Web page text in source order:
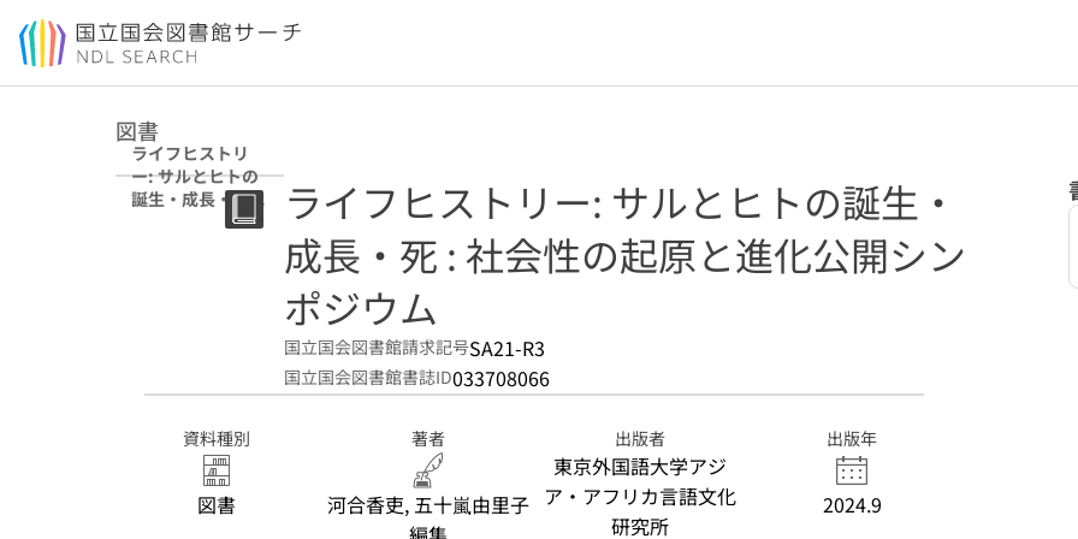
本文へ移動
図書
ライフヒストリ
ー: サルとヒトの
誕生・成長・死 :
社会性の起原と進
ライフヒストリー: サルとヒトの誕生・
成長・死 : 社会性の起原と進化公開シン
ポジウム
国立国会図書館請求記号SA21-R3
国立国会図書館書誌ID033708066
資料種別
図書
著者
河合香吏, 五十嵐由里子
出版者
東京外国語大学アジ
ア・アフリカ言語文化
研究所
出版年
2024.9